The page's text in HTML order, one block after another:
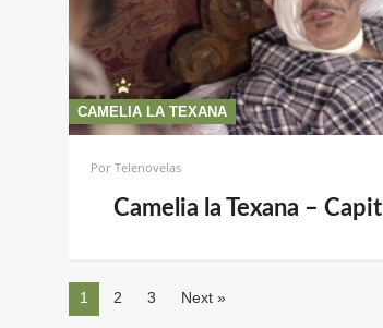
CAMELIA LA TEXANA
Por Telenovelas
Camelia la Texana –
1 2 3 Next »